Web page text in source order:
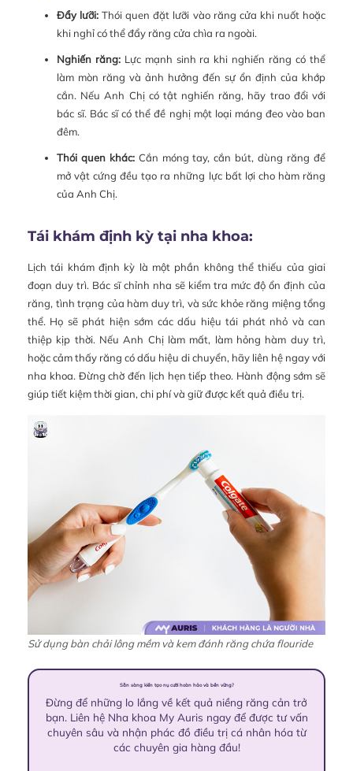
Đẩy lưỡi: Thói quen đặt lưỡi vào răng cửa khi nuốt hoặc
khi nghỉ có thể đẩy răng cửa chìa ra ngoài.
Nghiến răng:Lực mạnh sinh ra khi nghiến răng có thể
làm mòn răng và ảnh hưởng đến sự ổn định của khớp
cắn. Nếu Anh Chị có tật nghiến răng, hãy trao đổi với
bác sĩ. Bác sĩ có thể đề nghị một loại máng đeo vào ban
đêm.
Thói quen khác:Cắn móng tay, cắn bút, dùng răng để
mở vật cứng đều tạo ra những lực bất lợi cho hàm răng
của Anh Chị.
Tái khám định kỳ tại nha khoa:
Lịch tái khám định kỳ là một phần không thể thiếu của giai
đoạn duy trì. Bác sĩ chỉnh nha sẽ kiểm tra mức độ ổn định của
răng, tình trạng của hàm duy trì, và sức khỏe răng miệng tổng
thể. Họ sẽ phát hiện sớm các dấu hiệu tái phát nhỏ và can
thiệp kịp thời. Nếu Anh Chị làm mất, làm hỏng hàm duy trì,
hoặc cảm thấy răng có dấu hiệu di chuyển, hãy liên hệ ngay với
nha khoa. Đừng chờ đến lịch hẹn tiếp theo. Hành động sớm sẽ
giúp tiết kiệm thời gian, chi phí và giữ được kết quả điều trị.
Sử dụng bàn chải lông mềm và kem đánh răng chứa flouride
Sẵn sàng kiến tạo nụ cười hoàn hảo và bền vững?
Đừng để những lo lắng về kết quả niềng răng cản trở
bạn. Liên hệ Nha khoa My Auris ngay để được tư vấn
chuyên sâu và nhận phác đồ điều trị cá nhân hóa từ
các chuyên gia hàng đầu!